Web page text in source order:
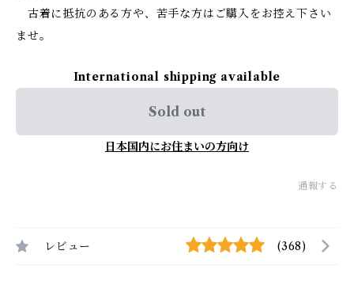
古着に抵抗のある方や、苦手な方はご購入をお控え下さい
ませ。
International shipping available
Sold out
日本国内にお住まいの方向け
通報する
レビュー (368)